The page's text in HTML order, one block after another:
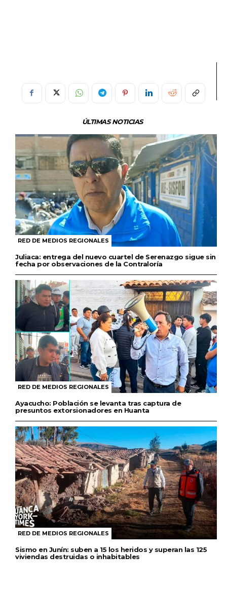
ÚLTIMAS NOTICIAS
RED DE MEDIOS REGIONALES
Juliaca: entrega del nuevo cuartel de Serenazgo sigue sin
fecha por observaciones de la Contraloría
RED DE MEDIOS REGIONALES
Ayacucho: Población se levanta tras captura de
presuntos extorsionadores en Huanta
RED DE MEDIOS REGIONALES
Sismo en Junín: suben a 15 los heridos y superan las 125
viviendas destruidas o inhabitables